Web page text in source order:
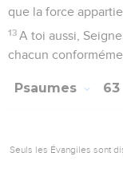
que la force
13 A toi aussi,
chacun
Psaumes 63
Seuls les Évangiles sont